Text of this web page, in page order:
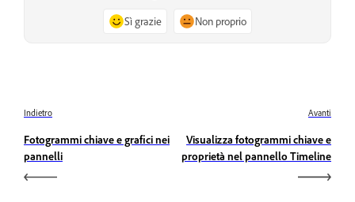
Sì grazie Non proprio
Indietro
Fotogrammi chiave e grafici nei
pannelli
Avanti
Visualizza fotogrammi chiave e
proprietà nel pannello Timeline